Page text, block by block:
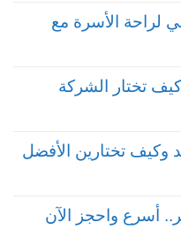
لراحة الأسرة مع
تختار الشركة
وكيف تختارين الأفضل
السن في 6 أكتوبر.. أسرع واحجز الآن